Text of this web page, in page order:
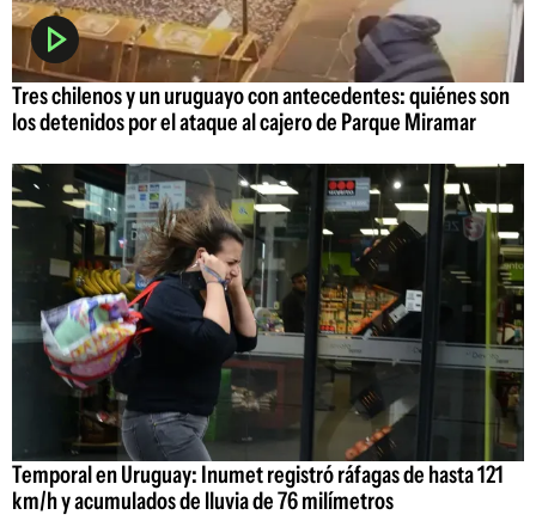
Tres chilenos y un uruguayo con antecedentes: quiénes son
los detenidos por el ataque al cajero de Parque Miramar
Temporal en Uruguay: Inumet registró ráfagas de hasta 121
km/h y acumulados de lluvia de 76 milímetros